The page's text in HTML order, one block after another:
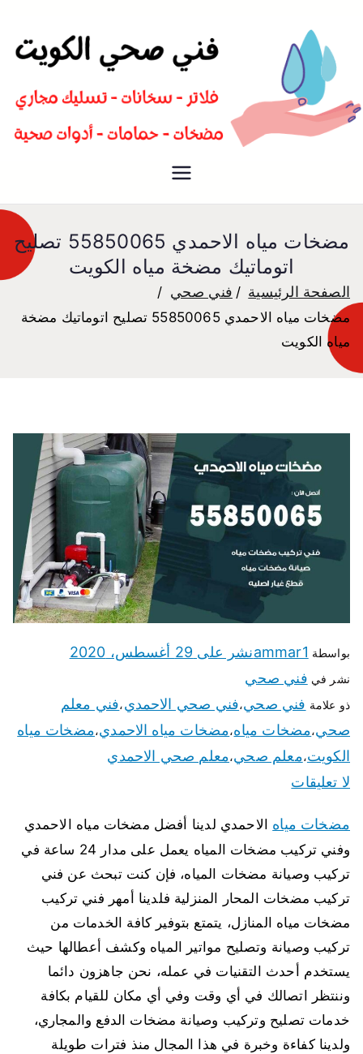
سباك صحي تسليك مجاري افضل
مضخات مياه الاحمدي 55850065 تصليح
اتوماتيك مضخة مياه الكويت
الصفحة الرئيسية فني صحي
مضخات مياه الاحمدي 55850065 تصليح اتوماتيك مضخة
مياه الكويت
بواسطة ammar1نشر على 29 أغسطس، 2020
نشر في فني صحي
ذو علامة فني صحي،فني صحي الاحمدي،فني معلم
صحي،مضخات مياه،مضخات مياه الاحمدي،مضخات مياه
الكويت،معلم صحي،معلم صحي الاحمدي
لا تعليقات
مضخات مياه الاحمدي لدينا أفضل مضخات مياه الاحمدي
وفني تركيب مضخات المياه يعمل على مدار 24 ساعة في
تركيب وصيانة مضخات المياه، فإن كنت تبحث عن فني
تركيب مضخات المحار المنزلية فلدينا أمهر فني تركيب
مضخات مياه المنازل، يتمتع بتوفير كافة الخدمات من
تركيب وصيانة وتصليح مواتير المياه وكشف أعطالها حيث
يستخدم أحدث التقنيات في عمله، نحن جاهزون دائما
وننتظر اتصالك في أي وقت وفي أي مكان للقيام بكافة
خدمات تصليح وتركيب وصيانة مضخات الدفع والمجاري،
ولدينا كفاءة وخبرة في هذا المجال منذ فترات طويلة